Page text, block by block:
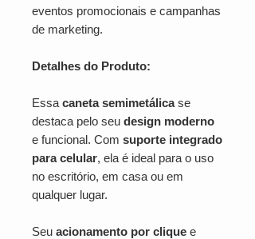
eventos promocionais e campanhas
de marketing.
Detalhes do Produto:
Essa caneta semimetálicase
destaca pelo seu design moderno
e funcional. Com suporte integrado
para celular, ela é ideal para o uso
no escritório, em casa ou em
qualquer lugar.
Seu acionamento por clique e